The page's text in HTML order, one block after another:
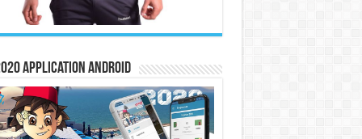
Application Android